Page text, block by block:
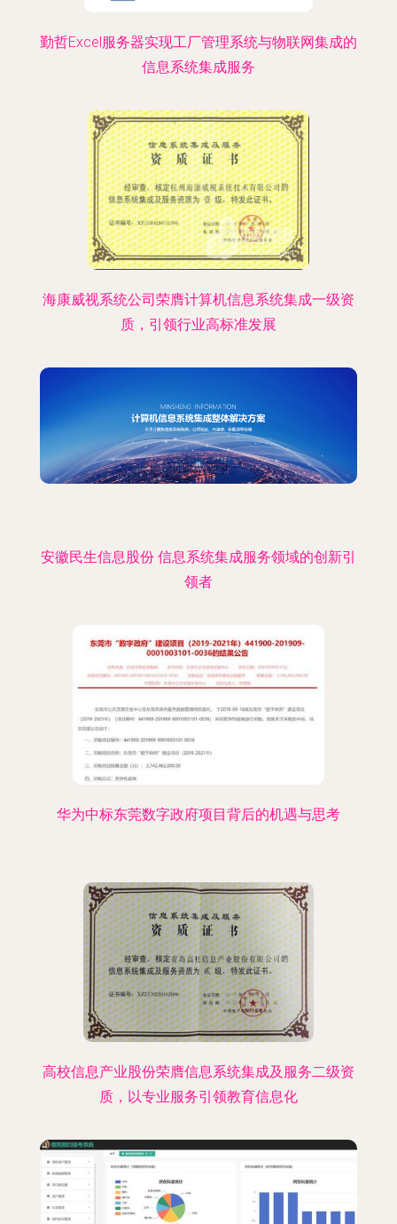
勤哲Excel服务器实现工厂管理系统与物联网集成的
信息系统集成服务
海康威视系统公司荣膺计算机信息系统集成一级资
质，引领行业高标准发展
安徽民生信息股份 信息系统集成服务领域的创新引
领者
华为中标东莞数字政府项目背后的机遇与思考
高校信息产业股份荣膺信息系统集成及服务二级资
质，以专业服务引领教育信息化